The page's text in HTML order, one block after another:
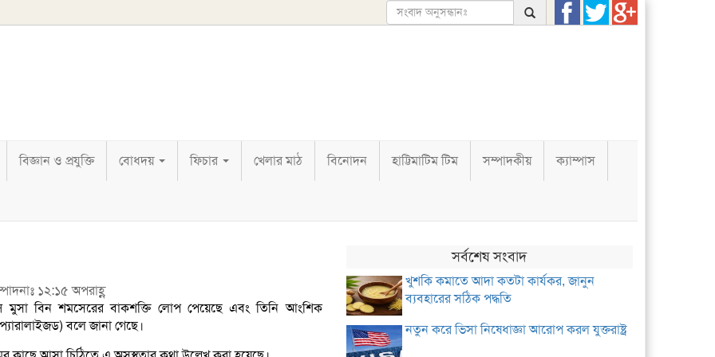
বিজ্ঞান ও প্রযুক্তি বোধদয় ফিচার খেলার মাঠ বিনোদন হাট্টিমাটিম টিম সম্পাদকীয় ক্যাম্পাস
১২:১৫ অপরাহ্ণ
মুসা বিন শমসেরের বাকশক্তি লোপ পেয়েছে এবং তিনি আংশিক
বলে জানা গেছে।
সর্বশেষ সংবাদ
খুশকি কমাতে আদা কতটা কার্যকর, জানুন
ব্যবহারের সঠিক পদ্ধতি
নতুন করে ভিসা নিষেধাজ্ঞা আরোপ করল যুক্তরাষ্ট্র